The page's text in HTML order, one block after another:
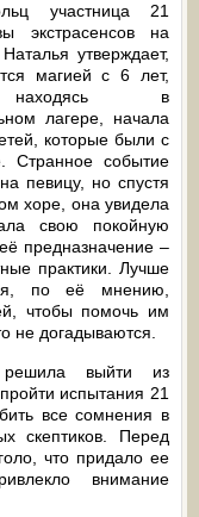
участница 21
экстрасенсов на
утверждает,
магией с 6 лет,
в
лагере, начала
которые были с
Странное событие
певицу, но спустя
хоре, она увидела
свою покойную
предназначение –
практики. Лучше
по её мнению,
чтобы помочь им
не догадываются.
решила выйти из
испытания 21
все сомнения в
скептиков. Перед
что придало ее
внимание